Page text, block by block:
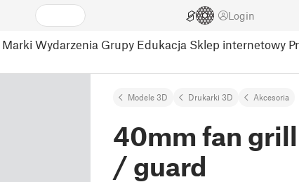
Login
Marki Wydarzenia Grupy Edukacja Sklep internetowy
Modele 3D Drukarki 3D Akcesoria
40mm fan
/ guard